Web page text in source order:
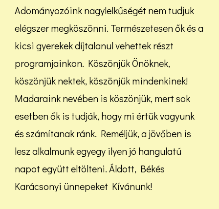
Adományozóink nagylelkűségét nem tudjuk
elégszer megköszönni. Természetesen ők és a
kicsi gyerekek díjtalanul vehettek részt
programjainkon. Köszönjük Önöknek,
köszönjük nektek, köszönjük mindenkinek!
Madaraink nevében is köszönjük, mert sok
esetben ők is tudják, hogy mi értük vagyunk
és számítanak ránk. Reméljük, a jövőben is
lesz alkalmunk egyegy ilyen jó hangulatú
napot együtt eltölteni. Áldott, Békés
Karácsonyi ünnepeket Kívánunk!